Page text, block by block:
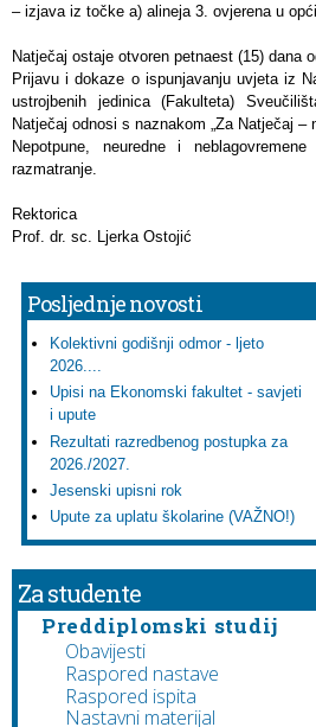
– izjava iz točke a) alineja 3. ovjerena u
Natječaj ostaje otvoren petnaest (15) dana
Prijavu i dokaze o ispunjavanju uvjeta iz
ustrojbenih jedinica (Fakulteta)
Natječaj odnosi s naznakom „Za Natječaj –
Nepotpune, neuredne i
razmatranje.
Rektorica
Prof. dr. sc. Ljerka Ostojić
Posljednje novosti
Kolektivni godišnji odmor - ljeto
2026....
Upisi na Ekonomski fakultet - savjeti
i upute
Rezultati razredbenog postupka za
2026./2027.
Jesenski upisni rok
Upute za uplatu školarine (VAŽNO!)
Za studente
Preddiplomski studij
Obavijesti
Raspored nastave
Raspored ispita
Nastavni materijal